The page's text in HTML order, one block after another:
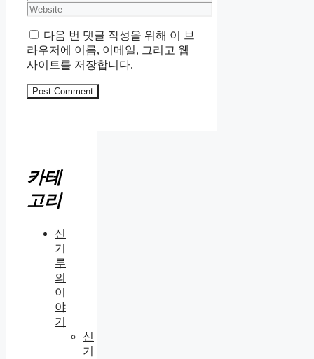
Website
다음 번 댓글 작성을 위해 이 브
라우저에 이름, 이메일, 그리고 웹
사이트를 저장합니다.
카테
고리
신
기
루
의
이
야
기
신
기